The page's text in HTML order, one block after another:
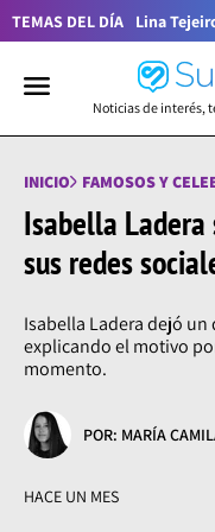
TEMAS DEL DÍA Lina
Noticias de interés,
INICIO FAMOSOS Y
Isabella
sus redes
Isabella Ladera dejó
explicando el motivo
momento.
POR: MARÍA
HACE UN MES